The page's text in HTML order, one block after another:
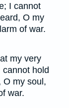
I cannot
O my
of war.
my very
hold
O my soul,
war.